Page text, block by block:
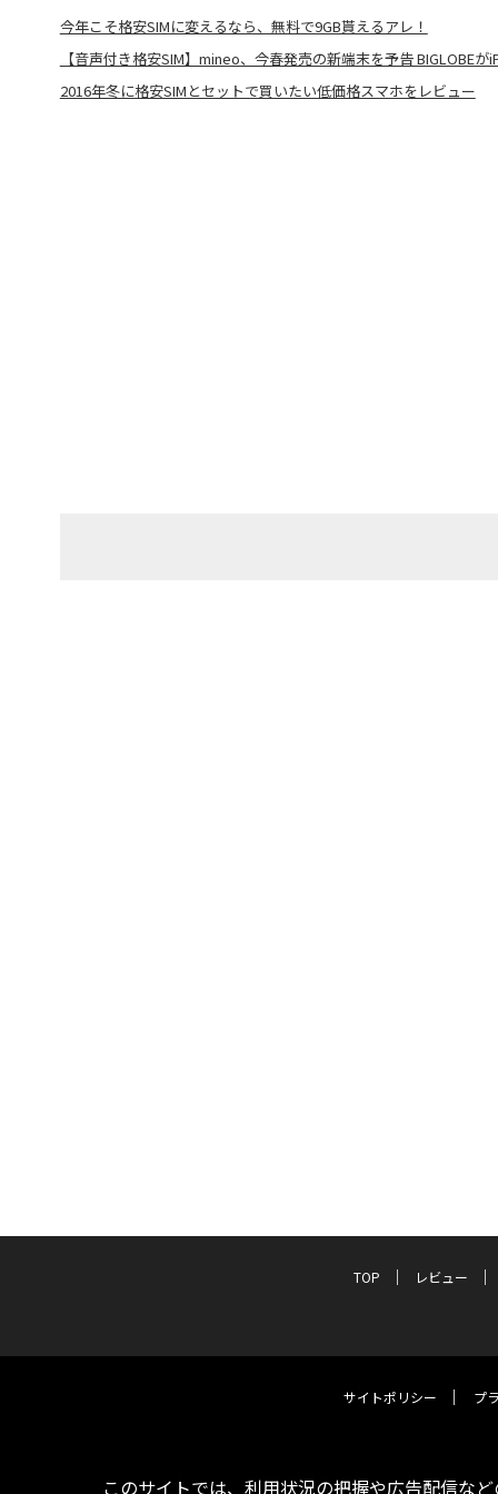
今年こそ格安SIMに変えるなら、無料で9GB貰えるアレ！
【音声付き格安SIM】mineo、今春発売の新端末を予告 BIGLOBEが
2016年冬に格安SIMとセットで買いたい低価格スマホをレビュー
TOP レビュー
サイトポリシー プ
このサイトでは、利用状況の把握や広告配信な